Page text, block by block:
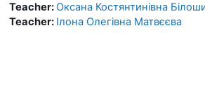
Teacher:Оксана Костянтинівна
Teacher: Ілона Олегівна Матвєєва